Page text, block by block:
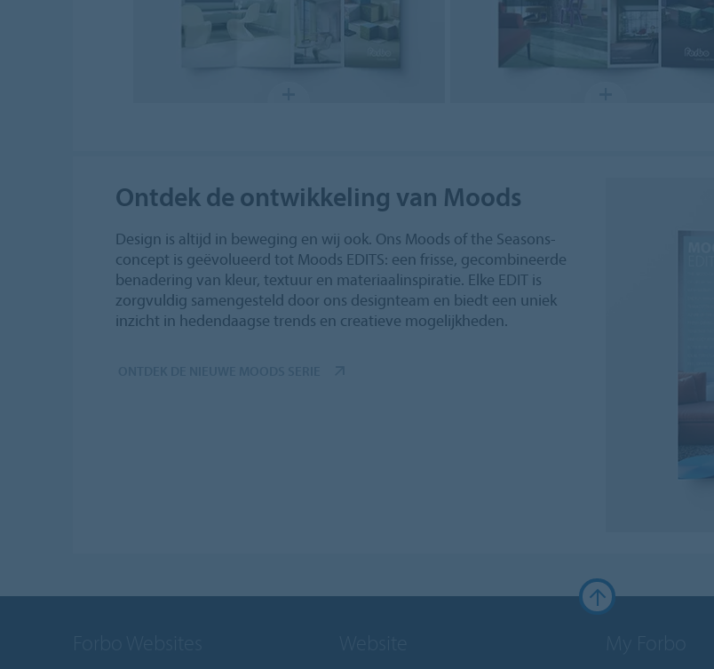
Ontdek de ontwikkeling van Moods
Design is altijd in beweging en wij ook. Ons Moods of the Seasons-
concept is geëvolueerd tot Moods EDITS: een frisse, gecombineerde
benadering van kleur, textuur en materiaalinspiratie. Elke EDIT is
zorgvuldig samengesteld door ons designteam en biedt een uniek
inzicht in hedendaagse trends en creatieve mogelijkheden.